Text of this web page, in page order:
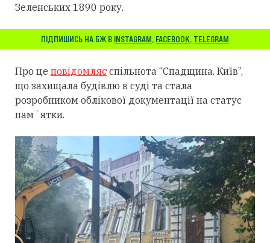
Зеленських 1890 року.
ПІДПИШИСЬ НА БЖ В INSTAGRAM, FACEBOOK, TELEGRAM
Про це повідомляєспільнота “Спадщина. Київ”,
що захищала будівлю в суді та стала
розробником облікової документації на статус
памʼятки.